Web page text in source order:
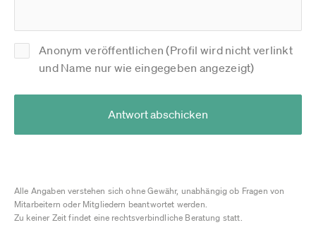
Anonym veröffentlichen (Profil wird nicht verlinkt
und Name nur wie eingegeben angezeigt)
Antwort abschicken
Alle Angaben verstehen sich ohne Gewähr, unabhängig ob Fragen von
Mitarbeitern oder Mitgliedern beantwortet werden.
Zu keiner Zeit findet eine rechtsverbindliche Beratung statt.